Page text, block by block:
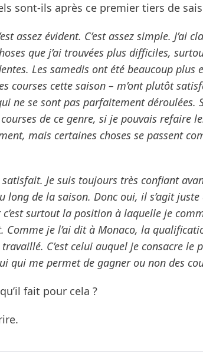
sont-ils après ce premier tiers de
assez évident. C’est assez simple. J’ai
que j’ai trouvées plus difficiles,
Les samedis ont été beaucoup plus
courses cette saison – m’ont plutôt
ne se sont pas parfaitement déroulées.
de ce genre, si je pouvais refaire
mais certaines choses se passent
satisfait. Je suis toujours très confiant
long de la saison. Donc oui, il s’agit juste
surtout la position à laquelle je
Comme je l’ai dit à Monaco, la
C’est celui auquel je consacre le
qui me permet de gagner ou non des
fait pour cela ?